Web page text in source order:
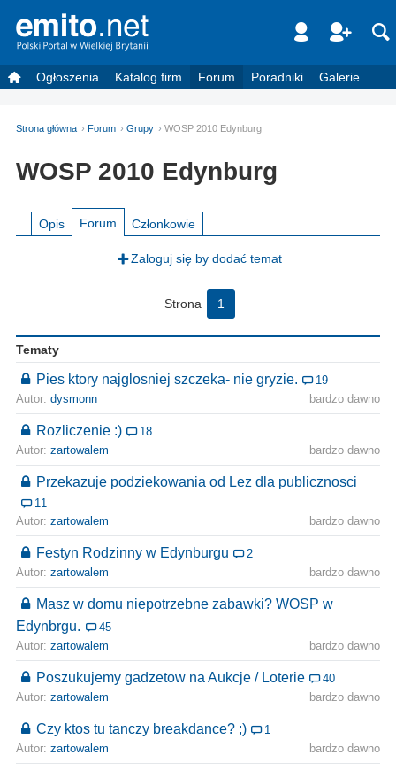
Ogłoszenia Katalog firm Forum Poradniki Galerie
Strona główna Forum Grupy WOSP 2010 Edynburg
WOSP 2010 Edynburg
Opis Forum Członkowie
Zaloguj się by dodać temat
Strona 1
Tematy
Pies ktory najglosniej szczeka- nie gryzie.
19
Autor: dysmonn bardzo dawno
Rozliczenie :)
18
Autor: zartowalem bardzo dawno
Przekazuje podziekowania od Lez dla publicznosci
11
Autor: zartowalem bardzo dawno
Festyn Rodzinny w Edynburgu
2
Autor: zartowalem bardzo dawno
Masz w domu niepotrzebne zabawki? WOSP w
Edynbrgu.
45
Autor: zartowalem bardzo dawno
Poszukujemy gadzetow na Aukcje / Loterie
40
Autor: zartowalem bardzo dawno
Czy ktos tu tanczy breakdance? ;)
1
Autor: zartowalem bardzo dawno